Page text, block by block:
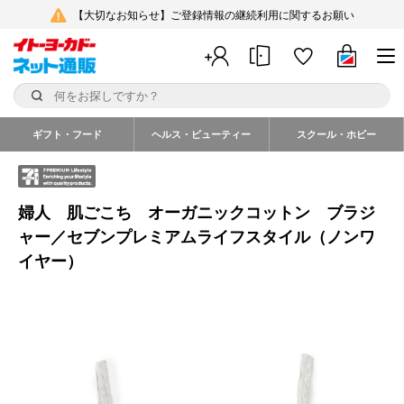
【大切なお知らせ】ご登録情報の継続利用に関するお願い
ギフト・フード ヘルス・ビューティー スクール・ホビー
婦人 肌ごこち オーガニックコットン ブラジ
ャー／セブンプレミアムライフスタイル（ノンワ
イヤー）